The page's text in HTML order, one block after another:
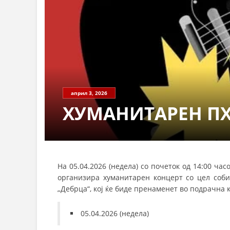
април 3, 2026
ХУМАНИТАРЕН
На 05.04.2026 (недела) со почеток од 14:00
организира хуманитарен концерт со цел
„Дебрца“, кој ќе биде пренаменет во
05.04.2026 (недела)